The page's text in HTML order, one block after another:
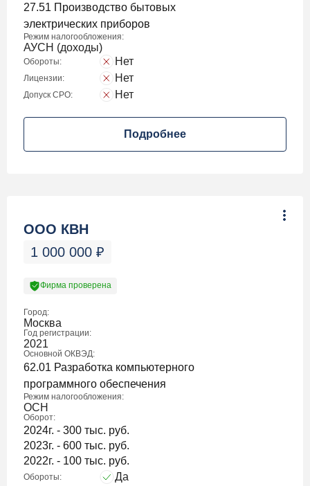
27.51 Производство бытовых
электрических приборов
Режим налогообложения:
АУСН (доходы)
Обороты: Нет
Лицензии: Нет
Допуск СРО: Нет
Подробнее
ООО КВН
1 000 000 ₽
Фирма проверена
Город:
Москва
Год регистрации:
2021
Основной ОКВЭД:
62.01 Разработка компьютерного
программного обеспечения
Режим налогообложения:
ОСН
Оборот:
2024г. - 300 тыс. руб.
2023г. - 600 тыс. руб.
2022г. - 100 тыс. руб.
Обороты: Да